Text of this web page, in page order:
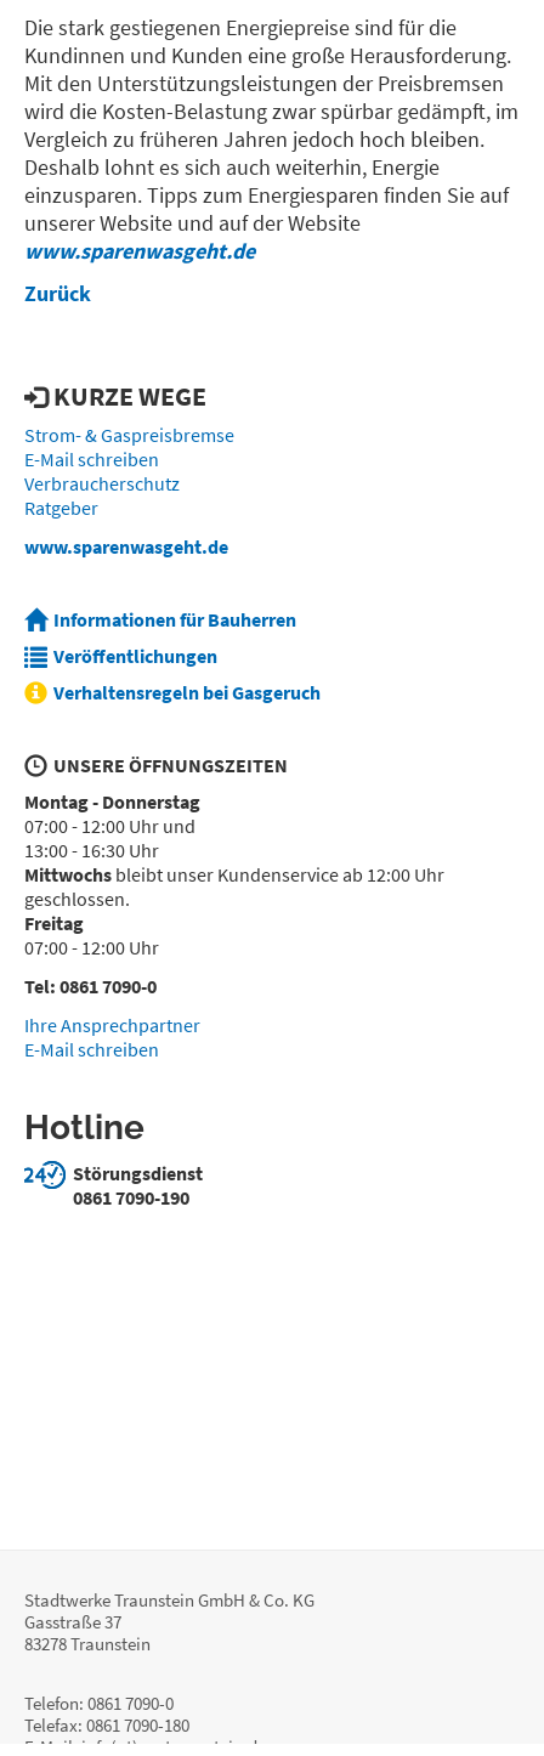
Die stark gestiegenen Energiepreise sind für die
Kundinnen und Kunden eine große Herausforderung.
Mit den Unterstützungsleistungen der Preisbremsen
wird die Kosten-Belastung zwar spürbar gedämpft, im
Vergleich zu früheren Jahren jedoch hoch bleiben.
Deshalb lohnt es sich auch weiterhin, Energie
einzusparen. Tipps zum Energiesparen finden Sie auf
unserer Website und auf der Website
www.sparenwasgeht.de
Zurück
KURZE WEGE
Strom- & Gaspreisbremse
E-Mail schreiben
Verbraucherschutz
Ratgeber
www.sparenwasgeht.de
Informationen für Bauherren
Veröffentlichungen
Verhaltensregeln bei Gasgeruch
UNSERE ÖFFNUNGSZEITEN
Montag - Donnerstag
07:00 - 12:00 Uhr und
13:00 - 16:30 Uhr
Mittwochs bleibt unser Kundenservice ab 12:00 Uhr
geschlossen.
Freitag
07:00 - 12:00 Uhr
Tel: 0861 7090-0
Ihre Ansprechpartner
E-Mail schreiben
Hotline
Störungsdienst
0861 7090-190
Stadtwerke Traunstein GmbH & Co. KG
Gasstraße 37
83278 Traunstein
Telefon: 0861 7090-0
Telefax: 0861 7090-180
E-Mail: info(at)sw-traunstein.de